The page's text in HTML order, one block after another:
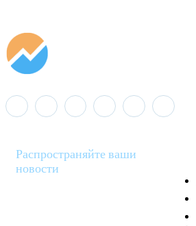
Распространяйте ваши
новости